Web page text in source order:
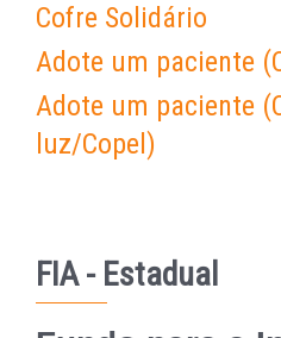
Cofre Solidário
Adote um paciente
Adote um paciente
luz/Copel)
FIA - Estadual